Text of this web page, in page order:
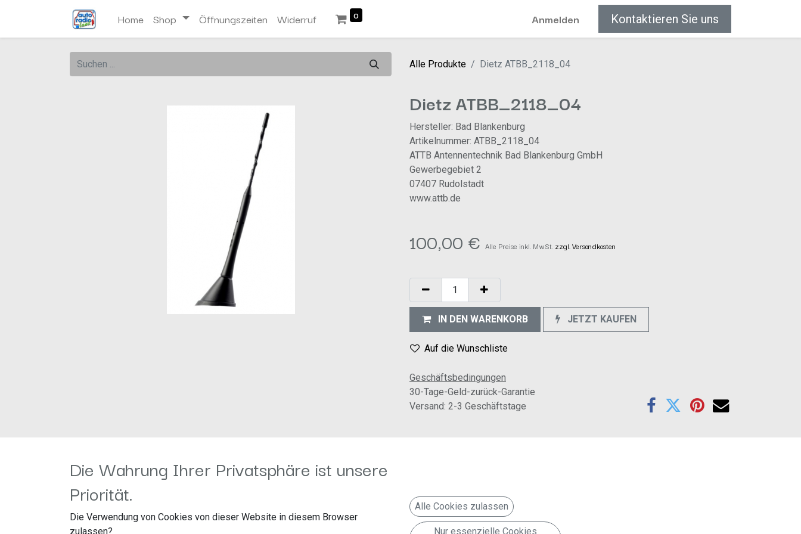
Home Shop Öffnungszeiten Widerruf 0 Anmelden Kontaktieren Sie uns
Alle Produkte Dietz ATBB_2118_04
Dietz ATBB_2118_04
Hersteller: Bad Blankenburg
Artikelnummer: ATBB_2118_04
ATTB Antennentechnik Bad Blankenburg GmbH
Gewerbegebiet 2
07407 Rudolstadt
www.attb.de
100,00 € Alle Preise inkl. MwSt. zzgl. Versandkosten
IN DEN WARENKORB JETZT KAUFEN
Auf die Wunschliste
Geschäftsbedingungen
30-Tage-Geld-zurück-Garantie
Versand: 2-3 Geschäftstage
Öffnungszeiten
Kontakt aufnehmen
info@autoradioland.de
Die Wahrung Ihrer Privatsphäre ist unsere
Priorität.
Die Verwendung von Cookies von dieser Website in diesem Browser
zulassen?
Alle Cookies zulassen
Nur essenzielle Cookies